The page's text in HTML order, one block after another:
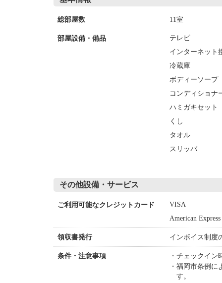
総部屋数 11室
部屋設備・備品
テレビ
インターネット
冷蔵庫
ボディーソープ
コンディショナ
ハミガキセット
くし
タオル
スリッパ
その他設備・サービス
ご利用可能なクレジットカード
VISA
American Express
領収書発行 インボイス制度
条件・注意事項
チェックイン
福岡市条例に
す。